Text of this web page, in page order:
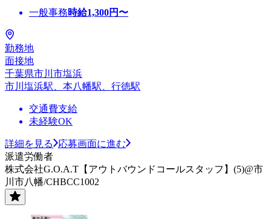
一般事務時給1,300円〜
勤務地
面接地
千葉県市川市塩浜
市川塩浜駅、本八幡駅、行徳駅
交通費支給
未経験OK
詳細を見る
応募画面に進む
派遣労働者
株式会社G.O.A.T【アウトバウンドコールスタッフ】(5)@市
川市八幡/CHBCC1002